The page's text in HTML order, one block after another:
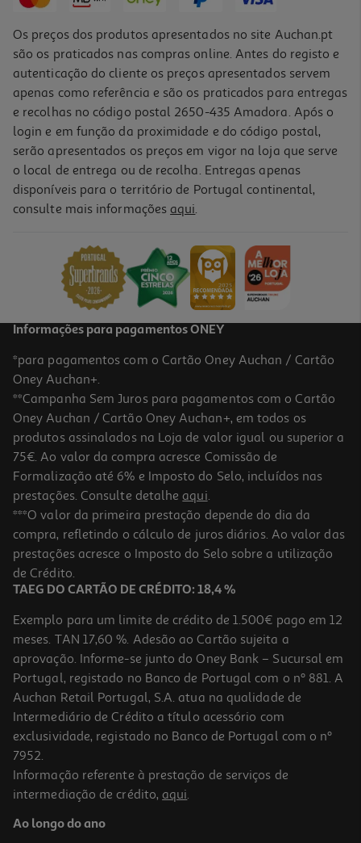
Os preços dos produtos apresentados no site Auchan.pt
são os praticados nas compras online. Antes do registo e
autenticação do cliente os preços apresentados servem
apenas como referência e são os praticados para entregas
e recolhas no código postal 2650-435 Amadora. Após o
login e em função da proximidade e do código postal,
serão apresentados os preços em vigor na loja que serve
o local de entrega ou de recolha. Entregas apenas
disponíveis para o território de Portugal continental,
consulte mais informações aqui.
Informações para pagamentos ONEY
*para pagamentos com o Cartão Oney Auchan / Cartão
Oney Auchan+.
**Campanha Sem Juros para pagamentos com o Cartão
Oney Auchan / Cartão Oney Auchan+, em todos os
produtos assinalados na Loja de valor igual ou superior a
75€. Ao valor da compra acresce Comissão de
Formalização até 6% e Imposto do Selo, incluídos nas
prestações. Consulte detalhe aqui.
***O valor da primeira prestação depende do dia da
compra, refletindo o cálculo de juros diários. Ao valor das
prestações acresce o Imposto do Selo sobre a utilização
de Crédito.
TAEG DO CARTÃO DE CRÉDITO: 18,4 %
Exemplo para um limite de crédito de 1.500€ pago em 12
meses. TAN 17,60 %. Adesão ao Cartão sujeita a
aprovação. Informe-se junto do Oney Bank – Sucursal em
Portugal, registado no Banco de Portugal com o nº 881. A
Auchan Retail Portugal, S.A. atua na qualidade de
Intermediário de Crédito a título acessório com
exclusividade, registado no Banco de Portugal com o nº
7952.
Informação referente à prestação de serviços de
intermediação de crédito, aqui.
Ao longo do ano